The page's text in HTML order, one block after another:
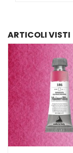
ARTICOLI VISTI